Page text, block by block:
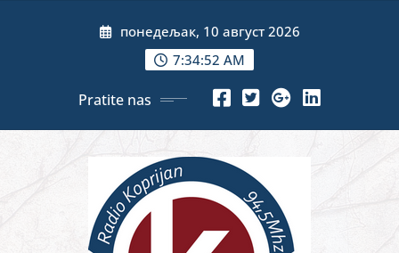
понедељак, 10 август 2026
7:34:54 AM
Pratite nas